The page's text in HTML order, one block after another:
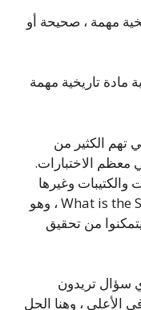
مهمة ، صحيحة أو
تاريخية مهمة
تهم الكثير من
معظم الاختبارات.
والكتيبات وغيرها
الكثير ، لذا تابعنا على موقع What is the Solution ، وهو
من تحقيق
سؤال تريدون
الأعلى ، وهنا الحل